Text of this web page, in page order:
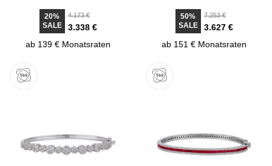
20%
SALE
4.173 €
3.338 €
ab 139 € Monatsraten
50%
SALE
7.253 €
3.627 €
ab 151 € Monatsraten